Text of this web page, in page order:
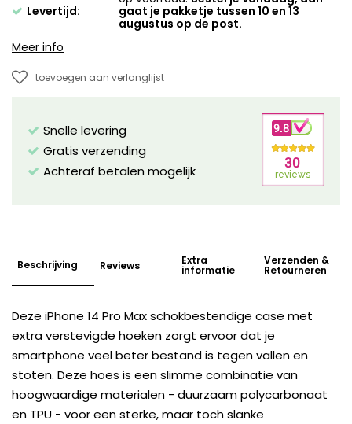
Levertijd:
gaat je pakketje tussen 10 en 13
augustus op de post.
Meer info
toevoegen aan verlanglijst
Snelle levering
Gratis verzending
Achteraf betalen mogelijk
Beschrijving Reviews Extra
informatie
Verzenden &
Retourneren
Deze iPhone 14 Pro Max schokbestendige case met
extra verstevigde hoeken zorgt ervoor dat je
smartphone veel beter bestand is tegen vallen en
stoten. Deze hoes is een slimme combinatie van
hoogwaardige materialen - duurzaam polycarbonaat
en TPU - voor een sterke, maar toch slanke